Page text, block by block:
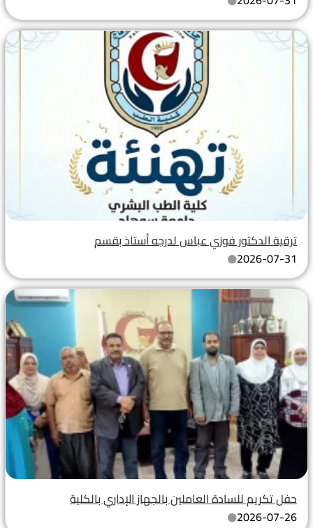
ترقية الدكتور فوزي عباس لدرجه أستاذ بقسم
2026-07-31
حفل تكريم للسادة العاملين بالجهاز الإداري بالكلية
2026-07-26